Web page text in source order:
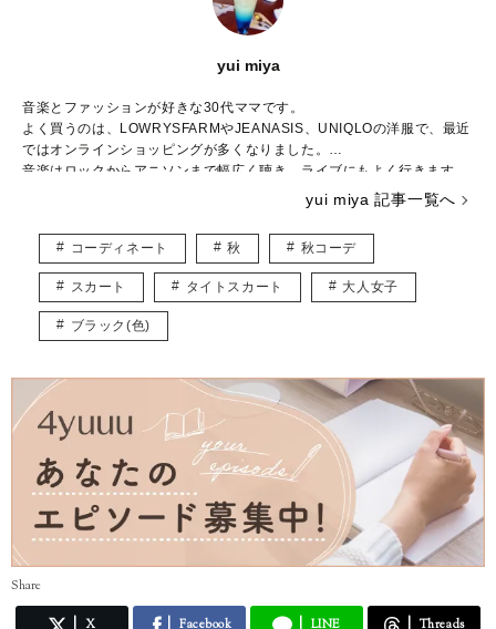
yui miya
音楽とファッションが好きな30代ママです。
よく買うのは、LOWRYSFARMやJEANASIS、UNIQLOの洋服で、最近
ではオンラインショッピングが多くなりました。
音楽はロックからアニソンまで幅広く聴き、ライブにもよく行きます。
ハリーポッターシリーズのファンで、ファンタスティックビーストの新
趣味はハンドメイドやイラストを描くことで、子どもが寝たあとにコツ
コツ作業しています。
主にファッションの記事を書かせていただくと思いますが、自分の感じ
た“いいね”をみなさんと共有できたら嬉しいです。
よろしくお願いします。
yui miya 記事一覧へ
コーディネート 秋 秋コーデ
スカート タイトスカート 大人女子
ブラック(色)
Share
X Facebook LINE Threads